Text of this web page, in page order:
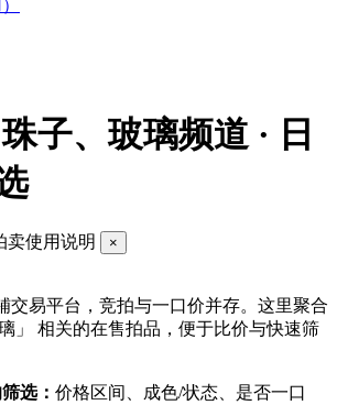
珠子、玻璃频道 · 日
卖使用说明 ×
交易平台，竞拍与一口价并存。这里聚合
」 相关的在售拍品，便于比价与快速筛
选： 价格区间、成色/状态、是否一口